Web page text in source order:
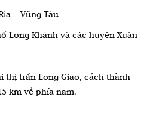
– Vũng Tàu
Long Khánh và các huyện Xuân
thị trấn Long Giao, cách thành
km về phía nam.